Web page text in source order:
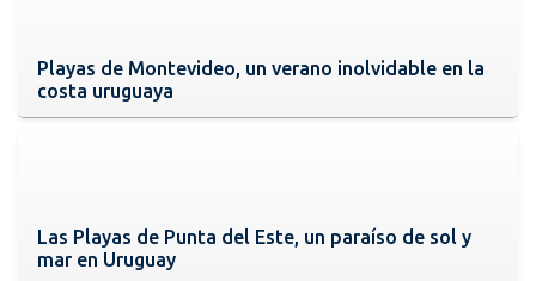
Playas de Montevideo, un verano inolvidable en la
costa uruguaya
Las Playas de Punta del Este, un paraíso de sol y
mar en Uruguay